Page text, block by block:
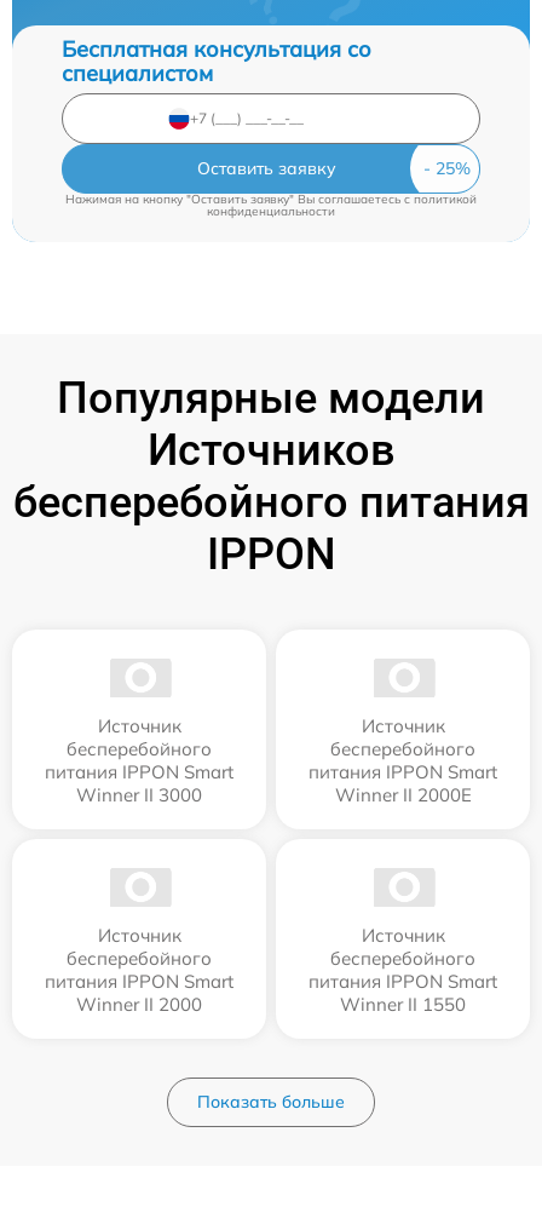
Бесплатная консультация со
специалистом
Оставить заявку
Нажимая на кнопку "Оставить заявку" Вы соглашаетесь cполитикой
конфиденциальности
Популярные модели
Источников
бесперебойного питания
IPPON
Источник
бесперебойного
питания IPPON Smart
Winner II 3000
Источник
бесперебойного
питания IPPON Smart
Winner II 2000E
Источник
бесперебойного
питания IPPON Smart
Winner II 2000
Источник
бесперебойного
питания IPPON Smart
Winner II 1550
Показать больше